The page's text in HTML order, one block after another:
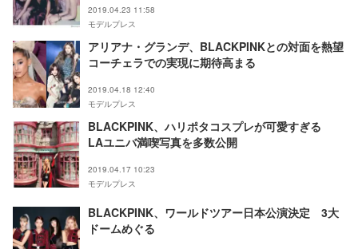
2019.04.23 11:58
モデルプレス
アリアナ・グランデ、BLACKPINKとの対面を熱望
コーチェラでの実現に期待高まる
2019.04.18 12:40
モデルプレス
BLACKPINK、ハリポタコスプレが可愛すぎる
LAユニバ満喫写真を多数公開
2019.04.17 10:23
モデルプレス
BLACKPINK、ワールドツアー日本公演決定 3大
ドームめぐる